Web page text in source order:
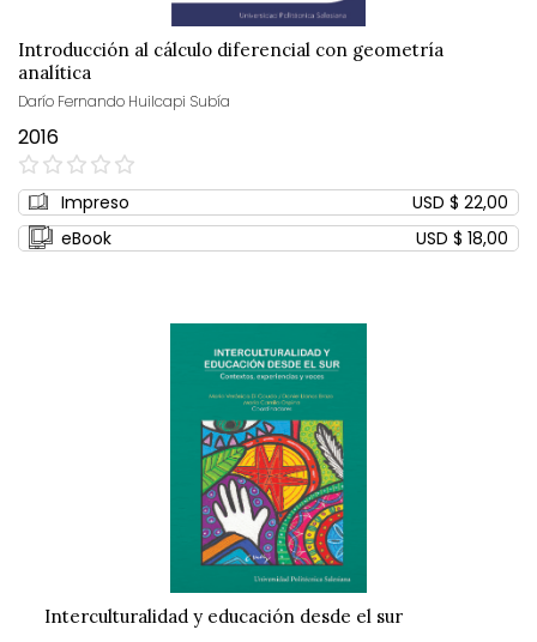
Introducción al cálculo diferencial con geometría
analítica
Darío Fernando Huilcapi Subía
2016
0%
Impreso
USD $ 22,00
eBook
USD $ 18,00
Interculturalidad y educación desde el sur